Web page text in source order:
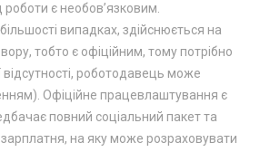
є необов’язковим.
випадках, здійснюється на
тобто є офіційним, тому потрібно
відсутності, роботодавець може
Офіційне працевлаштування є
повний соціальний пакет та
на яку може розраховувати